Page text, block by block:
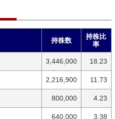
持株数
持株比
率
3,446,000 18.23
2,216,900 11.73
800,000 4.23
640,000 3.38